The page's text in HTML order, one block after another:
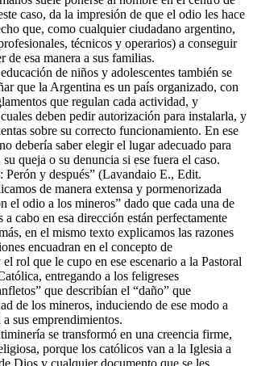
caso, da la impresión de que el odio les hace
que, como cualquier ciudadano argentino,
técnicos y operarios) a conseguir
de esa manera a sus familias.
de niños y adolescentes también se
que la Argentina es un país organizado, con
que regulan cada actividad, y
deben pedir autorización para instalarla, y
sobre su correcto funcionamiento. En ese
debería saber elegir el lugar adecuado para
queja o su denuncia si ese fuera el caso.
y después” (Lavandaio E., Edit.
de manera extensa y pormenorizada
el odio a los mineros” dado que cada una de
a cabo en esa dirección están perfectamente
en el mismo texto explicamos las razones
encuadran en el concepto de
rol que le cupo en ese escenario a la Pastoral
entregando a los feligreses
que describían el “daño” que
de los mineros, induciendo de ese modo a
sus emprendimientos.
se transformó en una creencia firme,
porque los católicos van a la Iglesia a
Dios y cualquier documento que se les